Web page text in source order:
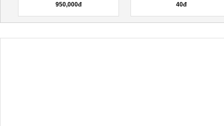
950,000đ 40đ